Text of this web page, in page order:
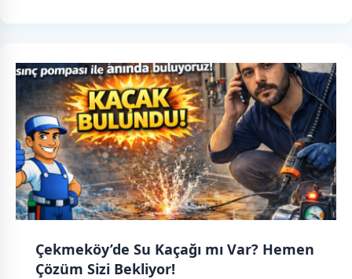
Çekmeköy’de Su Kaçağı mı Var? Hemen
Çözüm Sizi Bekliyor!